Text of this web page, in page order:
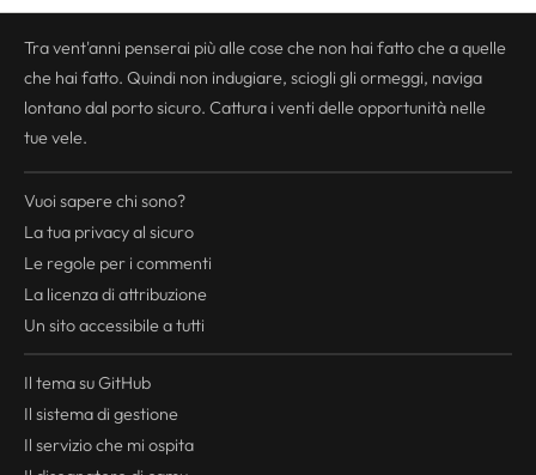
Tra vent'anni penserai più alle cose che non hai fatto che a quelle
che hai fatto. Quindi non indugiare, sciogli gli ormeggi, naviga
lontano dal porto sicuro. Cattura i venti delle opportunità nelle
tue vele.
Vuoi sapere chi sono?
La tua privacyal sicuro
Le regole per i commenti
La licenza di attribuzione
Un sito accessibile a tutti
Il tema su GitHub
Il sistema di gestione
Il servizio che mi ospita